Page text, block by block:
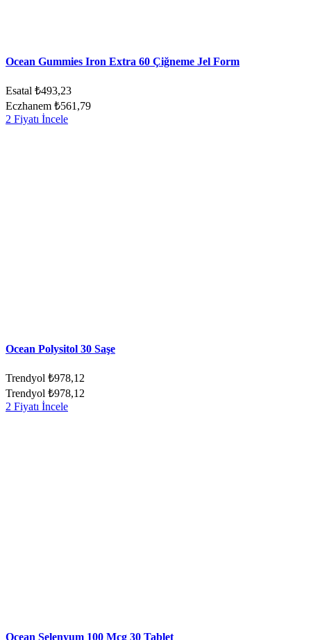
Ocean Gummies Iron Extra 60 Çiğneme Jel Form
Esatal ₺493,23
Eczhanem ₺561,79
2 Fiyatı İncele
Ocean Polysitol 30 Saşe
Trendyol ₺978,12
Trendyol ₺978,12
2 Fiyatı İncele
Ocean Selenyum 100 Mcg 30 Tablet